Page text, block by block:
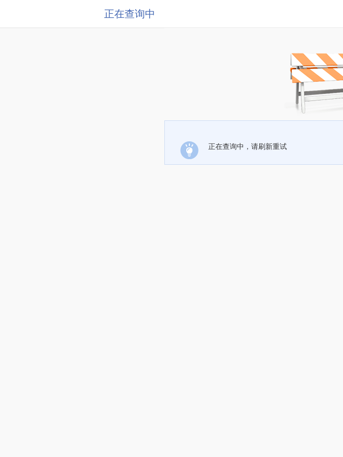
正在查询中
正在查询中，请刷新重试